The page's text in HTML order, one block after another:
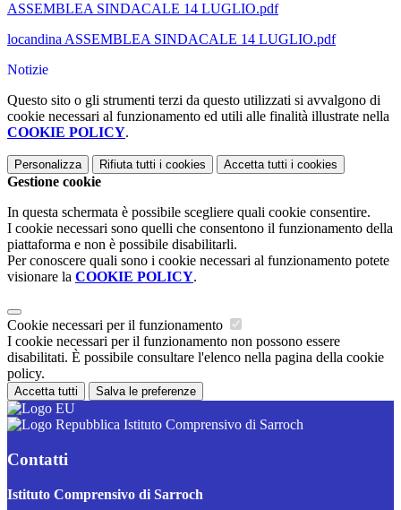
ASSEMBLEA SINDACALE 14 LUGLIO.pdf
locandina ASSEMBLEA SINDACALE 14 LUGLIO.pdf
Notizie
Questo sito o gli strumenti terzi da questo utilizzati si avvalgono di
cookie necessari al funzionamento ed utili alle finalità illustrate nella
COOKIE POLICY.
Personalizza Rifiuta tutti i cookies Accetta tutti i cookies
Gestione cookie
In questa schermata è possibile scegliere quali cookie consentire.
I cookie necessari sono quelli che consentono il funzionamento della
piattaforma e non è possibile disabilitarli.
Per conoscere quali sono i cookie necessari al funzionamento potete
visionare la COOKIE POLICY.
Cookie necessari per il funzionamento
I cookie necessari per il funzionamento non possono essere
disabilitati. È possibile consultare l'elenco nella pagina della cookie
policy.
Accetta tutti Salva le preferenze
Istituto Comprensivo di Sarroch
Contatti
Istituto Comprensivo di Sarroch